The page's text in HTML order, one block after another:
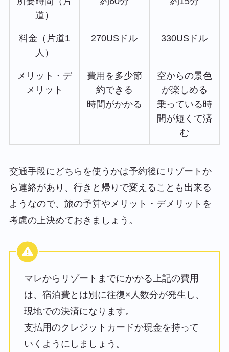
道）
料金（片道1
人）
270USドル 330USドル
メリット・デ
メリット
費用を多少節
約できる
時間がかかる
空からの景色
が楽しめる
乗っている時
間が短くて済
む
交通手段にどちらを使うかは予約後にリゾートか
ら連絡があり、行きと帰りで変えることも出来る
ようなので、旅の予算やメリット・デメリットを
考慮の上決めておきましょう。
マレからリゾートまでにかかる上記の費用
は、宿泊費とは別に往復×人数分が発生し、
現地での決済になります。
支払用のクレジットカードか現金を持って
いくようにしましょう。